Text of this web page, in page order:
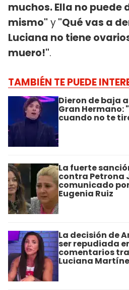
muchos. Ella no puede
mismo" y"Qué vas a
Luciana no tiene
muero!".
TAMBIÉN TE PUEDE
Dieron de baja
Gran Hermano:
cuando no te
La fuerte
contra Petrona
comunicado
Eugenia Ruiz
La decisión de
ser repudiada
comentarios
Luciana